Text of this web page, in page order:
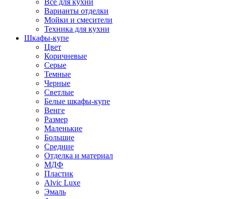
Все для кухни
Варианты отделки
Мойки и смесители
Техника для кухни
Шкафы-купе
Цвет
Коричневые
Серые
Темные
Черные
Светлые
Белые шкафы-купе
Венге
Размер
Маленькие
Большие
Средние
Отделка и материал
МДФ
Пластик
Alvic Luxe
Эмаль